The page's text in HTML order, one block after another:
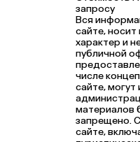
запросу
Вся
сайте,
характер и
публичной
числе
сайте,
материалов
запрещено.
сайте,